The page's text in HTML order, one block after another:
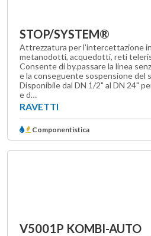
STOP/SYSTEM®
Attrezzatura per l'intercettazione
metanodotti, acquedotti, reti
Consente di by.passare la linea
e la conseguente sospensione del
Disponibile dal DN 1/2" al DN 24"
e d…
RAVETTI
Componentistica
V5001P KOMBI-AUTO